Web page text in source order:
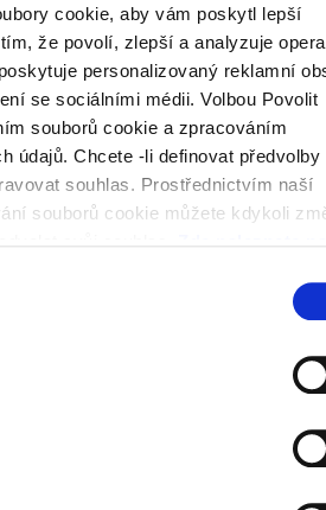
cookie, aby vám poskytl lepší
že povolí, zlepší a analyzuje
personalizovaný reklamní
se sociálními médii. Volbou Povolit
souborů cookie a zpracováním
údajů. Chcete -li definovat předvolby
souhlas. Prostřednictvím naší
souborů cookie můžete kdykoli
Westminster)
VanEck Global Real Estate UCITS
VanEckiBoxxEUR Sov Capped
AAA-AA 1-5 UCITS ETF
Corbion
VanEck Sustainable European Equal